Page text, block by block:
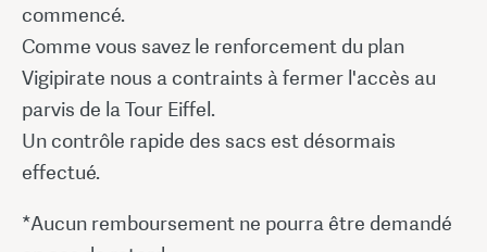
commencé.
Comme vous savez le renforcement du plan
Vigipirate nous a contraints à fermer l'accès au
parvis de la Tour Eiffel.
Un contrôle rapide des sacs est désormais
effectué.
*Aucun remboursement ne pourra être demandé